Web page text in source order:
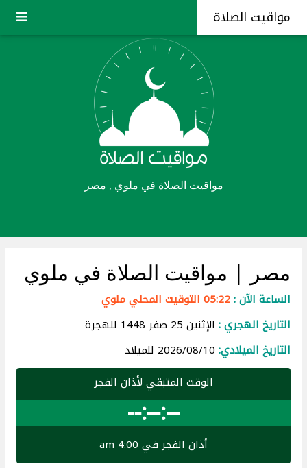
مواقيت الصلاة
مواقيت الصلاة في ملوي , مصر
مصر | مواقيت الصلاة في ملوي
الساعة الآن :05:22 التوقيت المحلي ملوي
التاريخ الهجري : الإثنين 25 صفر 1448 للهجرة
التاريخ الميلادي:
الوقت المتبقي لأذان الفجر
--:--:--
أذان الفجر في 4:00 am